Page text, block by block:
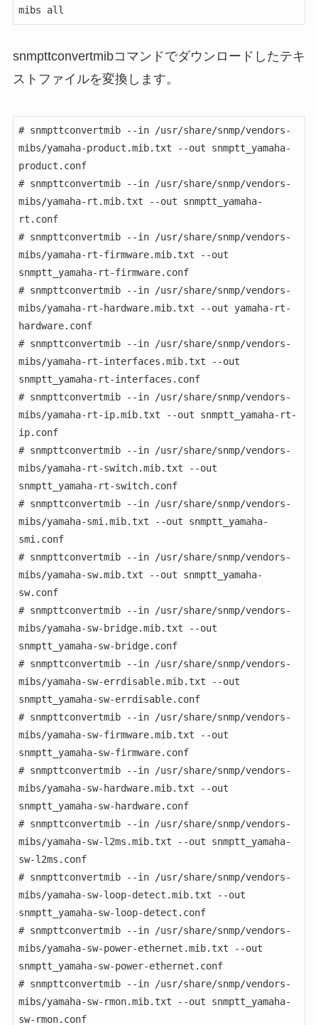
mibs all
snmpttconvertmibコマンドでダウンロードしたテキ
ストファイルを変換します。
# snmpttconvertmib --in /usr/share/snmp/vendors-
mibs/yamaha-product.mib.txt --out snmptt_yamaha-
product.conf
# snmpttconvertmib --in /usr/share/snmp/vendors-
mibs/yamaha-rt.mib.txt --out snmptt_yamaha-
rt.conf
# snmpttconvertmib --in /usr/share/snmp/vendors-
mibs/yamaha-rt-firmware.mib.txt --out
snmptt_yamaha-rt-firmware.conf
# snmpttconvertmib --in /usr/share/snmp/vendors-
mibs/yamaha-rt-hardware.mib.txt --out yamaha-rt-
hardware.conf
# snmpttconvertmib --in /usr/share/snmp/vendors-
mibs/yamaha-rt-interfaces.mib.txt --out
snmptt_yamaha-rt-interfaces.conf
# snmpttconvertmib --in /usr/share/snmp/vendors-
mibs/yamaha-rt-ip.mib.txt --out snmptt_yamaha-rt-
ip.conf
# snmpttconvertmib --in /usr/share/snmp/vendors-
mibs/yamaha-rt-switch.mib.txt --out
snmptt_yamaha-rt-switch.conf
# snmpttconvertmib --in /usr/share/snmp/vendors-
mibs/yamaha-smi.mib.txt --out snmptt_yamaha-
smi.conf
# snmpttconvertmib --in /usr/share/snmp/vendors-
mibs/yamaha-sw.mib.txt --out snmptt_yamaha-
sw.conf
# snmpttconvertmib --in /usr/share/snmp/vendors-
mibs/yamaha-sw-bridge.mib.txt --out
snmptt_yamaha-sw-bridge.conf
# snmpttconvertmib --in /usr/share/snmp/vendors-
mibs/yamaha-sw-errdisable.mib.txt --out
snmptt_yamaha-sw-errdisable.conf
# snmpttconvertmib --in /usr/share/snmp/vendors-
mibs/yamaha-sw-firmware.mib.txt --out
snmptt_yamaha-sw-firmware.conf
# snmpttconvertmib --in /usr/share/snmp/vendors-
mibs/yamaha-sw-hardware.mib.txt --out
snmptt_yamaha-sw-hardware.conf
# snmpttconvertmib --in /usr/share/snmp/vendors-
mibs/yamaha-sw-l2ms.mib.txt --out snmptt_yamaha-
sw-l2ms.conf
# snmpttconvertmib --in /usr/share/snmp/vendors-
mibs/yamaha-sw-loop-detect.mib.txt --out
snmptt_yamaha-sw-loop-detect.conf
# snmpttconvertmib --in /usr/share/snmp/vendors-
mibs/yamaha-sw-power-ethernet.mib.txt --out
snmptt_yamaha-sw-power-ethernet.conf
# snmpttconvertmib --in /usr/share/snmp/vendors-
mibs/yamaha-sw-rmon.mib.txt --out snmptt_yamaha-
sw-rmon.conf